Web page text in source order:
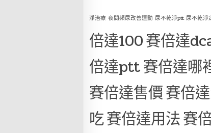
淨治療 夜間頻尿改善運動 尿不乾淨ptt 尿不乾淨
倍達100賽倍達
倍達ptt賽倍達哪
賽倍達售價賽倍
吃賽倍達用法賽